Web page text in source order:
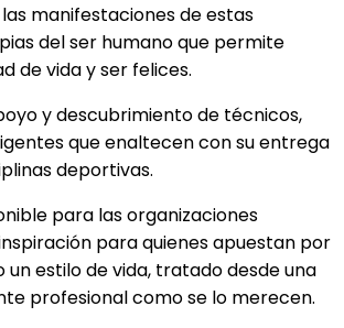
manifestaciones de estas
del ser humano que permite
de vida y ser felices.
y descubrimiento de técnicos,
que enaltecen con su entrega
deportivas.
para las organizaciones
para quienes apuestan por
estilo de vida, tratado desde una
profesional como se lo merecen.